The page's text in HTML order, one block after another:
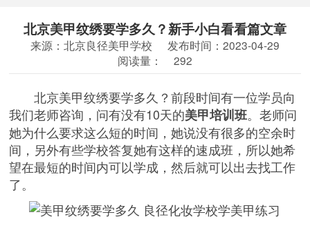
北京美甲纹绣要学多久？新手小白看看篇文章
来源：北京良径美甲学校
发布时间：2023-04-29
阅读量：
292
北京美甲纹绣要学多久？前段时间有一位学员向
我们老师咨询，问有没有10天的美甲培训班。老师问
她为什么要求这么短的时间，她说没有很多的空余时
间，另外有些学校答复她有这样的速成班，所以她希
望在最短的时间内可以学成，然后就可以出去找工作
了。